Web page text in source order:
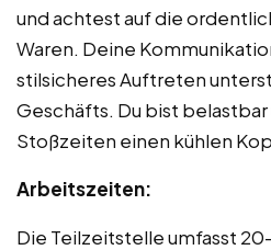
und achtest auf die
Waren. Deine
stilsicheres Auftreten
Geschäfts. Du bist
Stoßzeiten einen kühlen
Arbeitszeiten:
Die Teilzeitstelle umfasst